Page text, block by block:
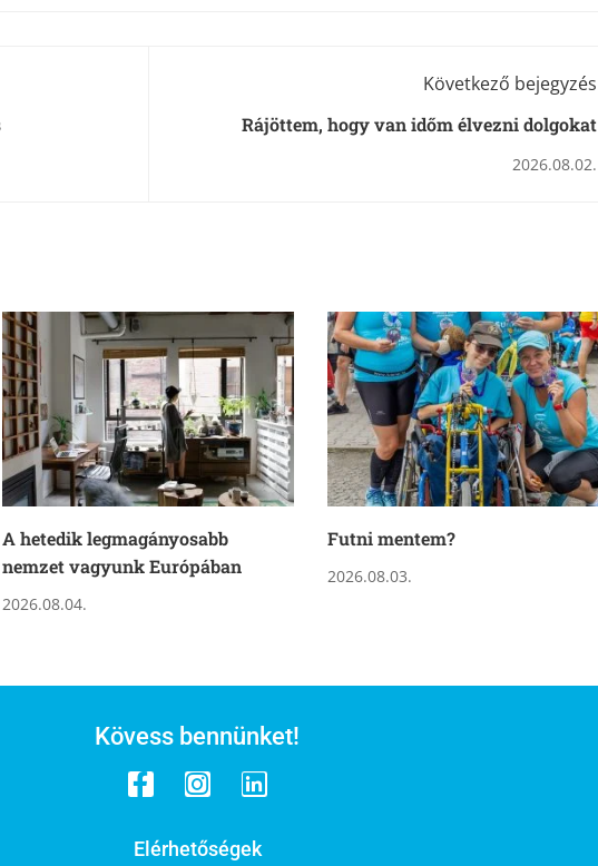
Következő bejegyzés
Rájöttem, hogy van időm élvezni dolgokat
2026.08.02.
A hetedik legmagányosabb
nemzet vagyunk Európában
2026.08.04.
Futni mentem?
2026.08.03.
Kövess bennünket!
Elérhetőségek